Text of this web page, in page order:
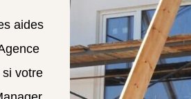
aides
votre